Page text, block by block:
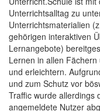
Unterrichtsalltag zu
Unterrichtsmaterialien
gehörigen interaktiven
Lernangebote)
Lernen in allen
und erleichtern.
und zum Schutz vor
Traffic wurde allerdings
angemeldete Nutzer